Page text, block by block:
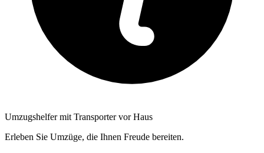
Umzugshelfer mit Transporter vor Haus
Erleben Sie Umzüge, die Ihnen Freude bereiten.